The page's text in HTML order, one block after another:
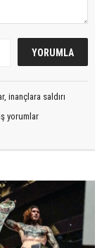
inançlara saldırı
yorumlar